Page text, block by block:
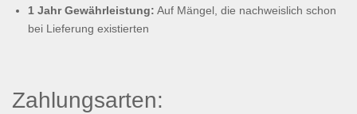
1 Jahr Gewährleistung: Auf Mängel, die nachweislich schon
bei Lieferung existierten
Zahlungsarten: